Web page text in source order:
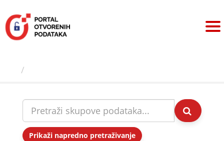
sadržaj
Prikaži napredno pretraživanje